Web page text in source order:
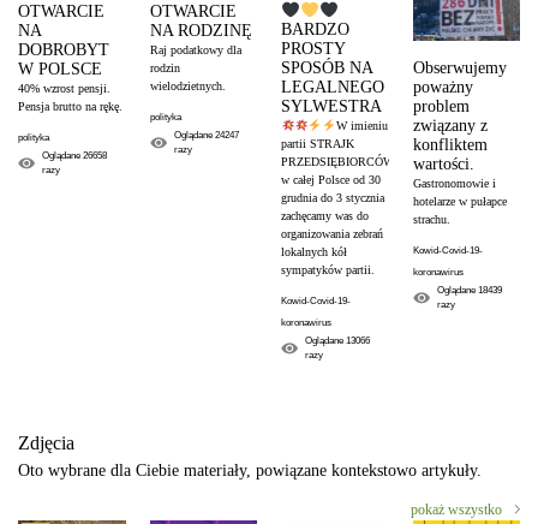
OTWARCIE
NA
DOBROBYT
W POLSCE
40% wzrost pensji.
Pensja brutto na rękę.
polityka
Oglądane 26658
razy
OTWARCIE
NA RODZINĘ
Raj podatkowy dla
rodzin
wielodzietnych.
polityka
Oglądane24247
razy
BARDZO
PROSTY
SPOSÓB NA
LEGALNEGO
SYLWESTRA
W imieniu
partii STRAJK
PRZEDSIĘBIORCÓW
w całej Polsce od 30
grudnia do 3 stycznia
zachęcamy was do
organizowania zebrań
lokalnych kół
sympatyków partii.
Kowid-Covid-19-
koronawirus
Oglądane 13066
razy
Obserwujemy
poważny
problem
związany z
konfliktem
wartości.
Gastronomowie i
hotelarze w pułapce
strachu.
Kowid-Covid-19-
koronawirus
Oglądane18439
razy
Zdjęcia
Oto wybrane dla Ciebie materiały, powiązane kontekstowo artykuły.
pokaż wszystko